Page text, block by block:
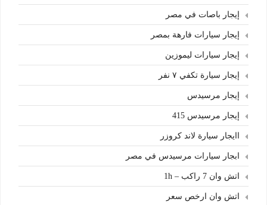
إيجار باصات في مصر
إيجار سيارات فارهة بمصر
إيجار سيارات ليموزين
إيجار سيارة تكفي ٧ نفر
إيجار مرسيدس
إيجار مرسيدس 415
اايجار سيارة لاند كروزر
ابجار سيارات مرسيدس في مصر
اتش وان 7 راكب – 1h
اتش وان ارخص سعر